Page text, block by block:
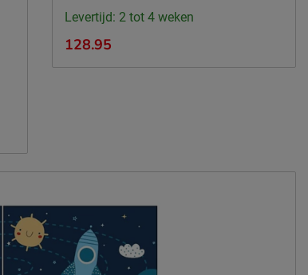
Levertijd: 2 tot 4 weken
128.95